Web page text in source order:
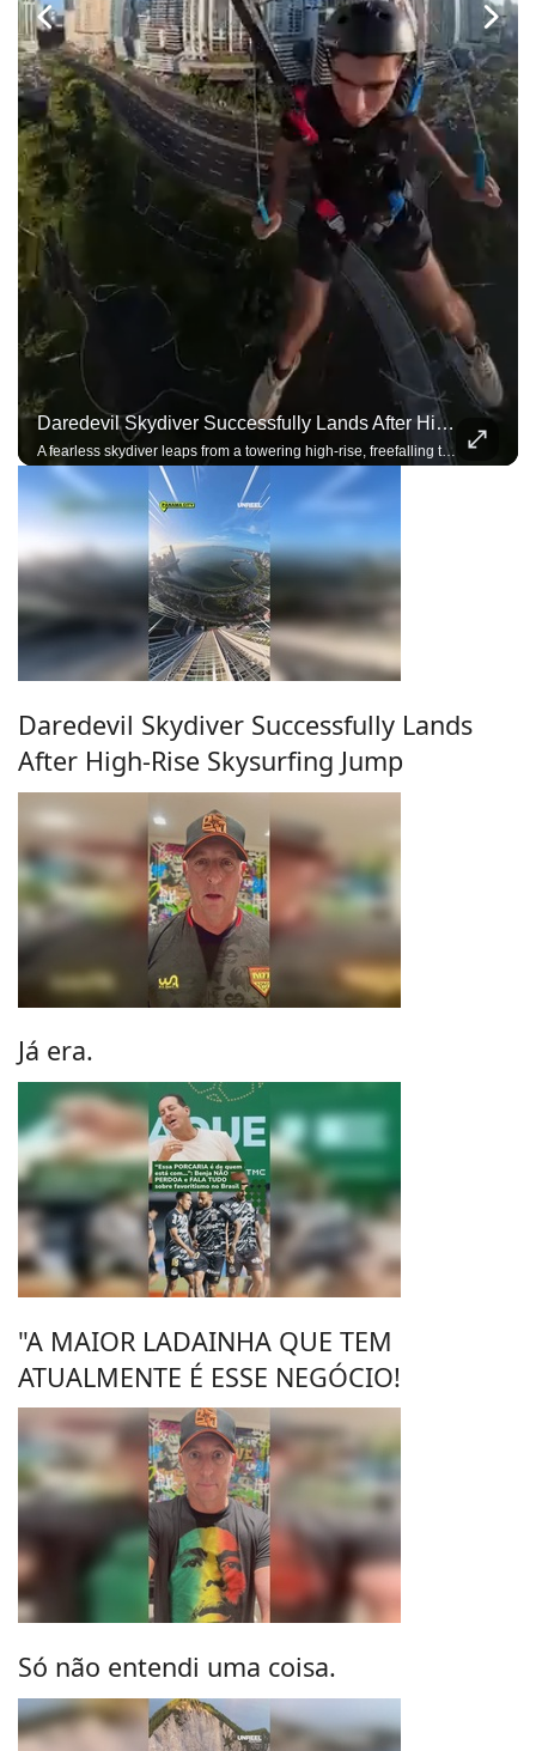
Daredevil Skydiver Successfully Lands After High-Rise Skysurfing Jump
A fearless skydiver leaps from a towering high-rise, freefalling through the city skyline before deploying the parachute and landing with incredible precision.
Daredevil Skydiver Successfully Lands
After High-Rise Skysurfing Jump
Já era.
"A MAIOR LADAINHA QUE TEM
ATUALMENTE É ESSE NEGÓCIO!
Só não entendi uma coisa.